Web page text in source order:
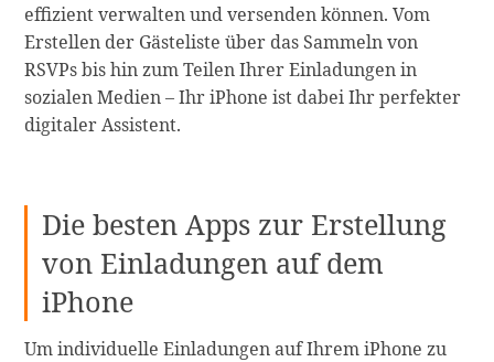
effizient verwalten und versenden können. Vom
Erstellen der Gästeliste über das Sammeln von
RSVPs bis hin zum Teilen Ihrer Einladungen in
sozialen Medien – Ihr iPhone ist dabei Ihr perfekter
digitaler Assistent.
Die besten Apps zur Erstellung
von Einladungen auf dem
iPhone
Um individuelle Einladungen auf Ihrem iPhone zu